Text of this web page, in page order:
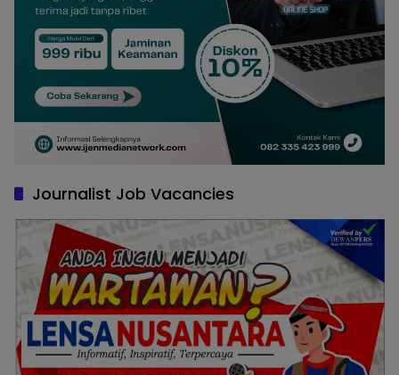
Journalist Job Vacancies